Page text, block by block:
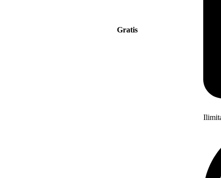
Gratis